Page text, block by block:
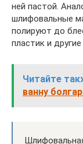
ней пастой.
шлифовальные
полируют до
пластик и
Читайте
ванну